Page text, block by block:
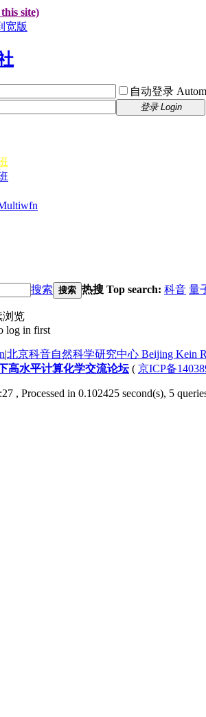
site)
宽版
自动登录
登录 Login
搜索 搜索 热搜 Top search: 科音 量
浏览
log in first
|北京科音自然科学研究中心 Beijing Kein
高水平计算化学交流论坛( 京ICP备
, Processed in 0.102425 second(s), 5